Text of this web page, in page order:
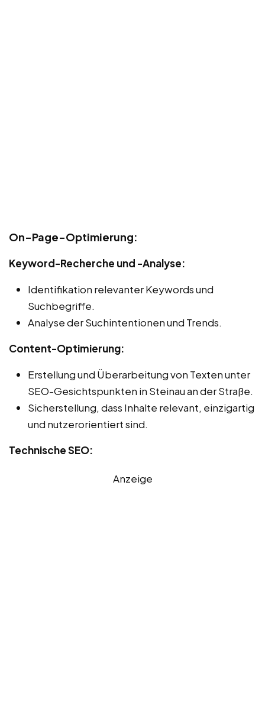
On-Page-Optimierung:
Keyword-Recherche und -Analyse:
Identifikation relevanter Keywords und
Suchbegriffe.
Analyse der Suchintentionen und Trends.
Content-Optimierung:
Erstellung und Überarbeitung von Texten unter
SEO-Gesichtspunkten in Steinau an der Straße.
Sicherstellung, dass Inhalte relevant, einzigartig
und nutzerorientiert sind.
Technische SEO:
Anzeige